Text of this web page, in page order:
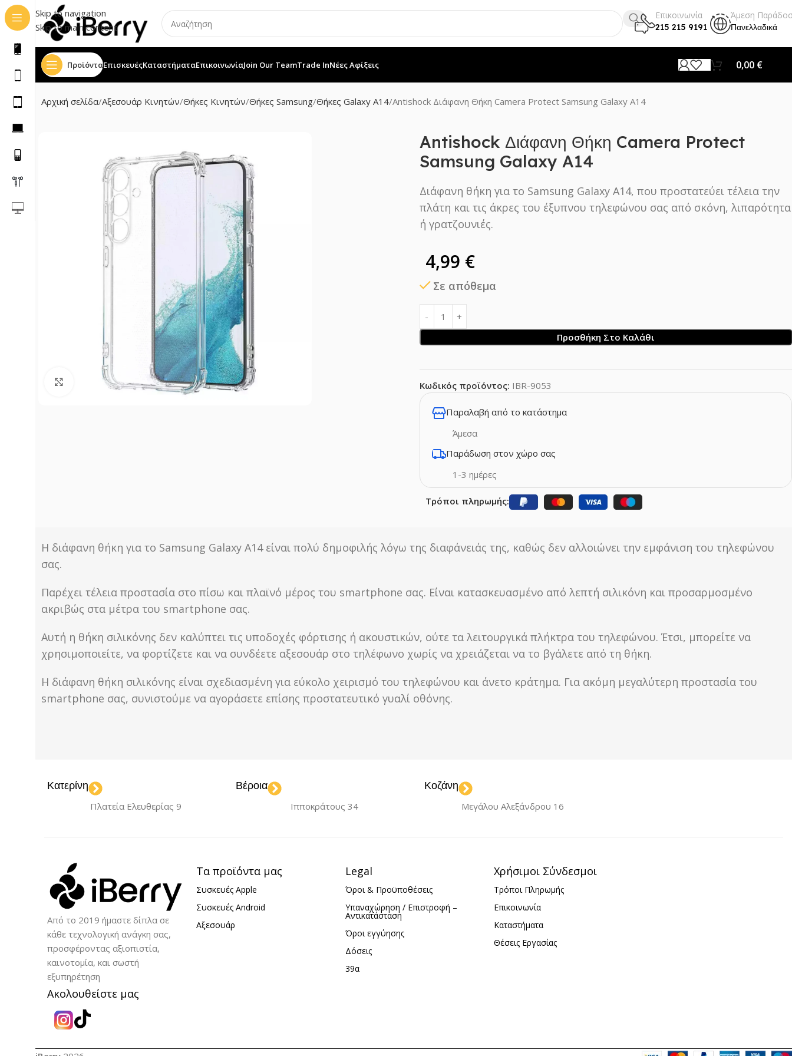
Skip to navigation
Skip to main content
Επικοινωνία
215 215 9191
Άμεση
Πανελλαδικά
ΠροϊόνταΕπισκευέςΚαταστήματαΕπικοινωνίαJoin Our TeamTrade InΝέες Αφίξεις 0,00 €
Αρχική σελίδα Αξεσουάρ Κινητών Θήκες Κινητών Θήκες Samsung Θήκες Galaxy A14 Antishock Διάφανη Θήκη Camera Protect Samsung Galaxy A14
Click to enlarge
Antishock Διάφανη Θήκη Camera Protect
Samsung Galaxy A14
Διάφανη θήκη για το Samsung Galaxy A14, που προστατεύει τέλεια την
πλάτη και τις άκρες του έξυπνου τηλεφώνου σας από σκόνη, λιπαρότητα
ή γρατζουνιές.
4,99 €
Σε απόθεμα
Προσθήκη Στο Καλάθι
Κωδικός προϊόντος: IBR-9053
Παραλαβή από το κατάστημα
Άμεσα
Παράδωση στον χώρο σας
1-3 ημέρες
Τρόποι πληρωμής:
Η διάφανη θήκη για το Samsung Galaxy A14 είναι πολύ δημοφιλής λόγω της διαφάνειάς της, καθώς δεν αλλοιώνει την εμφάνιση του τηλεφώνου
σας.
Παρέχει τέλεια προστασία στο πίσω και πλαϊνό μέρος του smartphone σας. Είναι κατασκευασμένο από λεπτή σιλικόνη και προσαρμοσμένο
ακριβώς στα μέτρα του smartphone σας.
Αυτή η θήκη σιλικόνης δεν καλύπτει τις υποδοχές φόρτισης ή ακουστικών, ούτε τα λειτουργικά πλήκτρα του τηλεφώνου. Έτσι, μπορείτε να
χρησιμοποιείτε, να φορτίζετε και να συνδέετε αξεσουάρ στο τηλέφωνο χωρίς να χρειάζεται να το βγάλετε από τη θήκη.
Η διάφανη θήκη σιλικόνης είναι σχεδιασμένη για εύκολο χειρισμό του τηλεφώνου και άνετο κράτημα. Για ακόμη μεγαλύτερη προστασία του
smartphone σας, συνιστούμε να αγοράσετε επίσης προστατευτικό γυαλί οθόνης.
Κατερίνη
Πλατεία Ελευθερίας 9
Βέροια
Ιπποκράτους 34
Κοζάνη
Μεγάλου Αλεξάνδρου 16
Από το 2019 ήμαστε δίπλα σε
κάθε τεχνολογική ανάγκη σας,
προσφέροντας αξιοπιστία,
καινοτομία, και σωστή
εξυπηρέτηση
Ακολουθείστε μας
Τα προϊόντα μας
Συσκευές Apple
Συσκευές Android
Αξεσουάρ
Legal
Όροι & Προϋποθέσεις
Υπαναχώρηση / Επιστροφή –
Αντικατάσταση
Όροι εγγύησης
Δόσεις
39α
Χρήσιμοι Σύνδεσμοι
Τρόποι Πληρωμής
Επικοινωνία
Καταστήματα
Θέσεις Εργασίας